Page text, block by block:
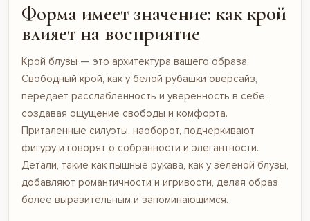
Форма имеет значение: как крой
влияет на восприятие
Крой блузы — это архитектура вашего образа.
Свободный крой, как у белой рубашки оверсайз,
передает расслабленность и уверенность в себе,
создавая ощущение свободы и комфорта.
Приталенные силуэты, наоборот, подчеркивают
фигуру и говорят о собранности и элегантности.
Детали, такие как пышные рукава, как у зеленой блузы,
добавляют романтичности и игривости, делая образ
более выразительным и запоминающимся.